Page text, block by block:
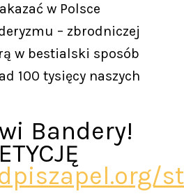
w Polsce
– zbrodniczej
w bestialski sposób
100 tysięcy naszych
Bandery!